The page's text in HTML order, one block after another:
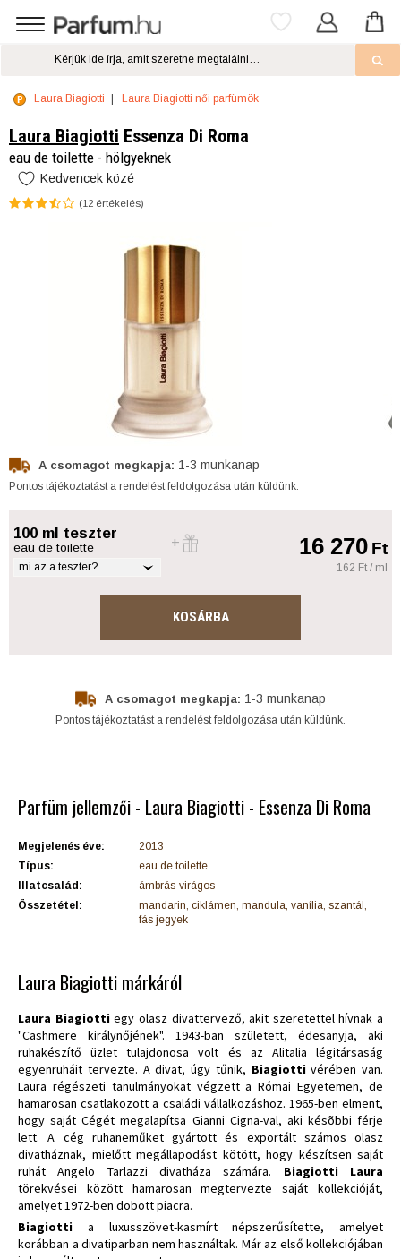
Laura Biagiotti Laura Biagiotti női parfümök
Laura Biagiotti Essenza Di Roma
eau de toilette - hölgyeknek
Kedvencek közé
(12 értékelés)
A csomagot megkapja: 1-3 munkanap
Pontos tájékoztatást a rendelést feldolgozása után küldünk.
100 ml teszter
eau de toilette
mi az a teszter?
16 270Ft
162 Ft / ml
KOSÁRBA
A csomagot megkapja: 1-3 munkanap
Pontos tájékoztatást a rendelést feldolgozása után küldünk.
Parfüm jellemzői - Laura Biagiotti - Essenza Di Roma
Megjelenés éve:
2013
Típus:
eau de toilette
Illatcsalád:
ámbrás-virágos
Összetétel:
mandarin, ciklámen, mandula, vanília, szantál,
fás jegyek
Laura Biagiotti márkáról
Laura Biagiottiegy olasz divattervező, akit szeretettel hívnak a
"Cashmere királynőjének". 1943-ban született, édesanyja, aki
ruhakészítő üzlet tulajdonosa volt és az Alitalia légitársaság
egyenruháit tervezte. A divat, úgy tűnik, Biagiottivérében van.
Laura régészeti tanulmányokat végzett a Római Egyetemen, de
hamarosan csatlakozott a családi vállalkozáshoz. 1965-ben elment,
hogy saját Cégét megalapítsa Gianni Cigna-val, aki késõbbi férje
lett. A cég ruhaneműket gyártott és exportált számos olasz
divatháznak, mielőtt megállapodást kötött, hogy készítsen saját
ruhát Angelo Tarlazzi divatháza számára. Biagiotti Laura
törekvései között hamarosan megtervezte saját kollekcióját,
amelyet 1972-ben dobott piacra.
Biagiotti a luxusszövet-kasmírt népszerűsítette, amelyet
korábban a divatiparban nem használtak. Már az első kollekciójában